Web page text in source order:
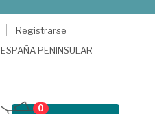
Registrarse
ESPAÑA PENINSULAR
0